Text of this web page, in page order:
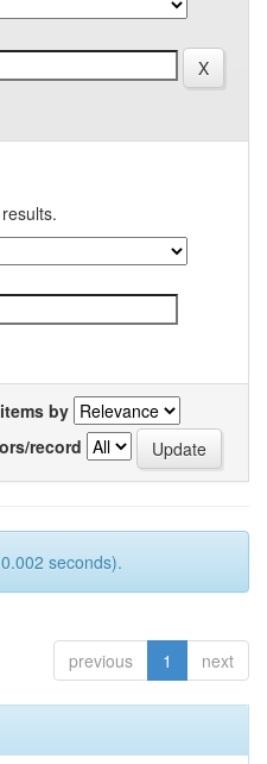
by
record
seconds).
previous 1 next